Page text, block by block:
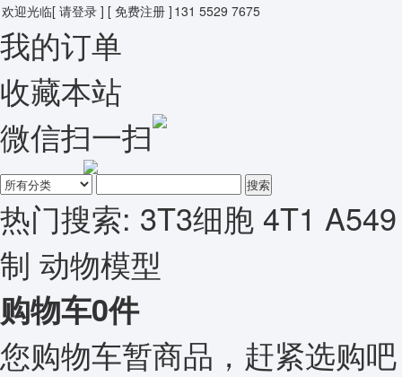
欢迎光临[ 请登录 ] [ 免费注册 ] 131 5529 7675
我的订单
收藏本站
微信扫一扫
搜索
热门搜索: 3T3细胞 4T1 A549
制 动物模型
购物车0件
您购物车暂商品，赶紧选购